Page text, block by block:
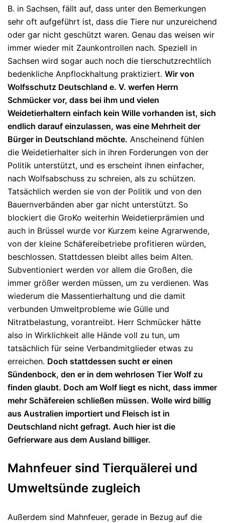
B. in Sachsen, fällt auf, dass unter den Bemerkungen
sehr oft aufgeführt ist, dass die Tiere nur unzureichend
oder gar nicht geschützt waren. Genau das weisen wir
immer wieder mit Zaunkontrollen nach. Speziell in
Sachsen wird sogar auch noch die tierschutzrechtlich
bedenkliche Anpflockhaltung praktiziert. Wir von
Wolfsschutz Deutschland e. V. werfen Herrn
Schmücker vor, dass bei ihm und vielen
Weidetierhaltern einfach kein Wille vorhanden ist, sich
endlich darauf einzulassen, was eine Mehrheit der
Bürger in Deutschland möchte. Anscheinend fühlen
die Weidetierhalter sich in ihren Forderungen von der
Politik unterstützt, und es erscheint ihnen einfacher,
nach Wolfsabschuss zu schreien, als zu schützen.
Tatsächlich werden sie von der Politik und von den
Bauernverbänden aber gar nicht unterstützt. So
blockiert die GroKo weiterhin Weidetierprämien und
auch in Brüssel wurde vor Kurzem keine Agrarwende,
von der kleine Schäfereibetriebe profitieren würden,
beschlossen. Stattdessen bleibt alles beim Alten.
Subventioniert werden vor allem die Großen, die
immer größer werden müssen, um zu verdienen. Was
wiederum die Massentierhaltung und die damit
verbunden Umweltprobleme wie Gülle und
Nitratbelastung, vorantreibt. Herr Schmücker hätte
also in Wirklichkeit alle Hände voll zu tun, um
tatsächlich für seine Verbandmitglieder etwas zu
erreichen. Doch stattdessen sucht er einen
Sündenbock, den er in dem wehrlosen Tier Wolf zu
finden glaubt. Doch am Wolf liegt es nicht, dass immer
mehr Schäfereien schließen müssen. Wolle wird billig
aus Australien importiert und Fleisch ist in
Deutschland nicht gefragt. Auch hier ist die
Gefrierware aus dem Ausland billiger.
Mahnfeuer sind Tierquälerei und
Umweltsünde zugleich
Außerdem sind Mahnfeuer, gerade in Bezug auf die